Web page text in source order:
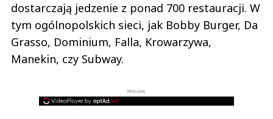
dostarczają jedzenie z ponad 700 restauracji. W
tym ogólnopolskich sieci, jak Bobby Burger, Da
Grasso, Dominium, Falla, Krowarzywa,
Manekin, czy Subway.
REKLAMA